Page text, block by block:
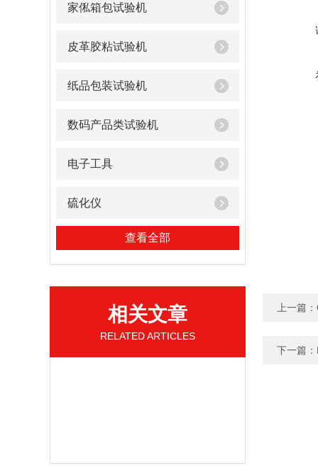
家俬箱包试验机
皮革胶粘试验机
纸品包装试验机
数码产品类试验机
电子工具
硫化仪
查看全部
相关文章
RELATED ARTICLES
上一篇：
下一篇：